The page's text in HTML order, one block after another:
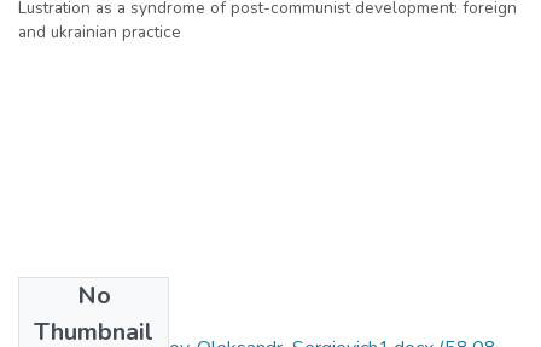
Lustration as a syndrome of post-communist development: foreign
and ukrainian practice
No
Thumbnail